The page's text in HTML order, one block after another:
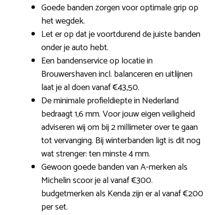
Goede banden zorgen voor optimale grip op
het wegdek.
Let er op dat je voortdurend de juiste banden
onder je auto hebt.
Een bandenservice op locatie in
Brouwershaven incl. balanceren en uitlijnen
laat je al doen vanaf €43,50.
De minimale profieldiepte in Nederland
bedraagt 1,6 mm. Voor jouw eigen veiligheid
adviseren wij om bij 2 millimeter over te gaan
tot vervanging. Bij winterbanden ligt is dit nog
wat strenger: ten minste 4 mm.
Gewoon goede banden van A-merken als
Michelin scoor je al vanaf €300.
budgetmerken als Kenda zijn er al vanaf €200
per set.